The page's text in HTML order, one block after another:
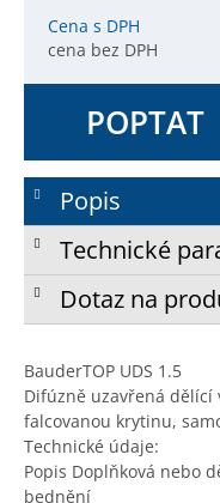
Cena s DPH
cena bez DPH
POPTAT
Popis
Technické
Dotaz na
BauderTOP UDS 1.5
Difúzně uzavřená dělící
falcovanou krytinu,
Technické údaje:
Popis Doplňková nebo
bednění